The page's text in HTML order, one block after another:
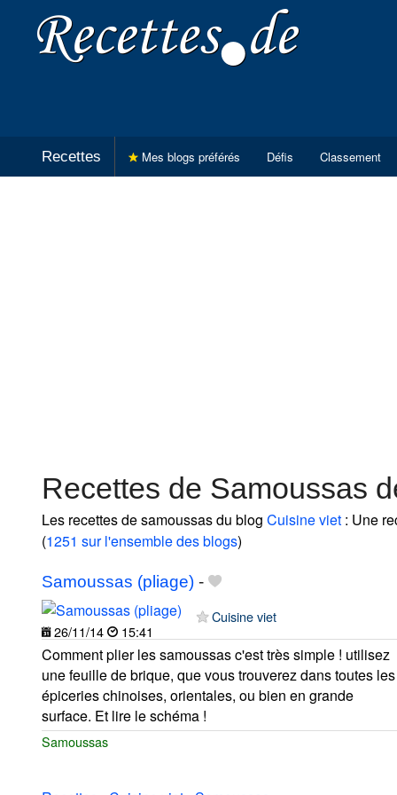
Recettes Mes blogs préférés Défis Classement
Recettes de Samoussas
Les recettes de samoussas du blog Cuisine viet : Une
(1251 sur l'ensemble des blogs)
Samoussas (pliage) -
Cuisine viet
26/11/14
15:41
Comment plier les samoussas c'est très simple ! utilisez
une feuille de brique, que vous trouverez dans toutes les
épiceries chinoises, orientales, ou bien en grande
surface. Et lire le schéma !
Samoussas